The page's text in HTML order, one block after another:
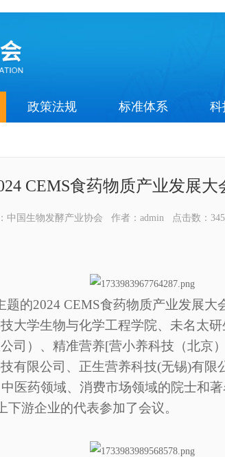
政策法规 标准体系 科
CEMS食药物质产业发展大
中国生物发酵产业协会 作者：admin 点击数：
题的2024 CEMS食药物质产业发展
大学生物与化学工程学院、未名太
司）、精准营养[营小养科技（北京
有限公司、正生营养科技(无锡)有
医药领域、消费市场领域的院士和
游企业的代表参加了会议。